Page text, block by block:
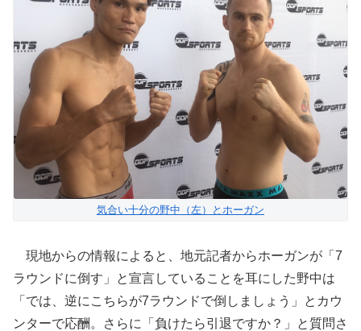
気合い十分の野中（左）とホーガン
現地からの情報によると、地元記者からホーガンが「7
ラウンドに倒す」と宣言していることを耳にした野中は
「では、逆にこちらが7ラウンドで倒しましょう」とカウ
ンターで応酬。さらに「負けたら引退ですか？」と質問さ